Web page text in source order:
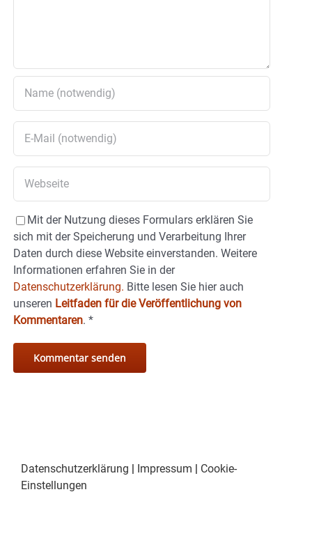
Mit der Nutzung dieses Formulars erklären Sie
sich mit der Speicherung und Verarbeitung Ihrer
Daten durch diese Website einverstanden. Weitere
Informationen erfahren Sie in der
Datenschutzerklärung. Bitte lesen Sie hier auch
unseren Leitfaden für die Veröffentlichung von
Kommentaren. *
Datenschutzerklärung | Impressum | Cookie-
Einstellungen